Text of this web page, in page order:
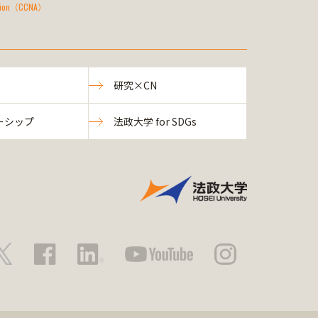
（CCNA）
研究×CN
シップ 法政大学 for SDGs